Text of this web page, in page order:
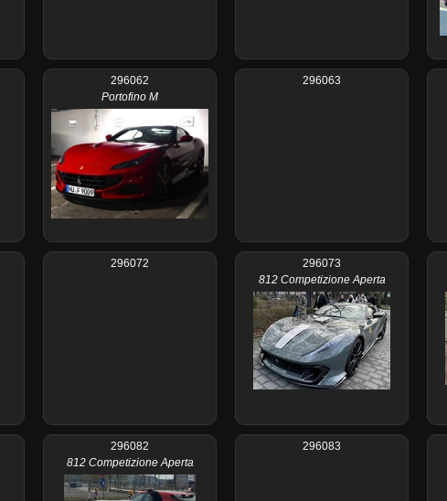
296062
Portofino M
296063
296072
296073
812 Competizione Aperta
296082
812 Competizione Aperta
296083